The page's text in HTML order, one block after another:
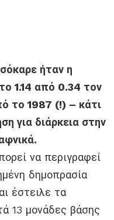
ήταν η
1.14 από 0.34 τον
το 1987 (!) – κάτι
για διάρκεια στην
να περιγραφεί
δημοπρασία
έστειλε τα
13 μονάδες βάσης